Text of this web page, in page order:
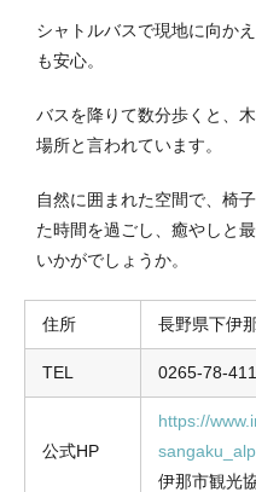
シャトルバスで現地に向か
も安心。
バスを降りて数分歩くと、
場所と言われています。
自然に囲まれた空間で、椅
た時間を過ごし、癒やしと
いかがでしょうか。
住所 長野県下伊
TEL 0265-78-
公式HP
https://
伊那市観光